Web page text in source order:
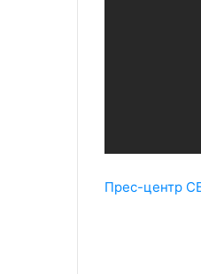
Прес-центр